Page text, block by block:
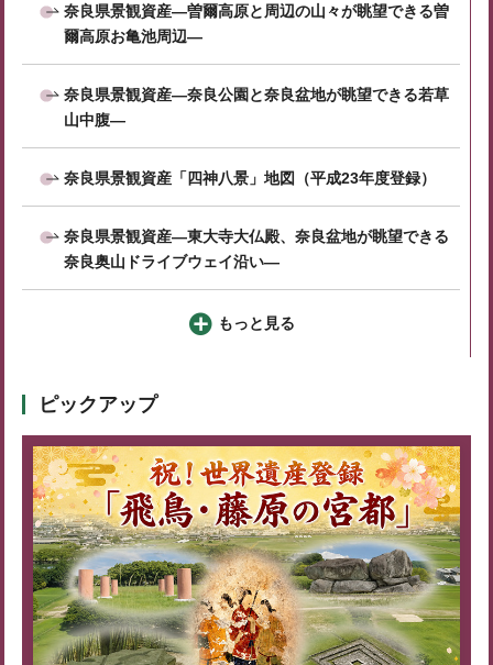
奈良県景観資産―曽爾高原と周辺の山々が眺望できる曽
爾高原お亀池周辺―
奈良県景観資産―奈良公園と奈良盆地が眺望できる若草
山中腹―
奈良県景観資産「四神八景」地図（平成23年度登録）
奈良県景観資産―東大寺大仏殿、奈良盆地が眺望できる
奈良奥山ドライブウェイ沿い―
もっと見る
ピックアップ